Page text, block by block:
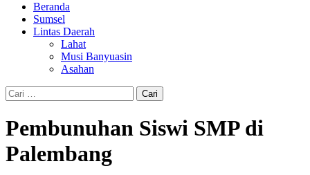
Beranda
Sumsel
Lintas Daerah
Lahat
Musi Banyuasin
Asahan
Cari
untuk:
Pembunuhan Siswi SMP di
Palembang